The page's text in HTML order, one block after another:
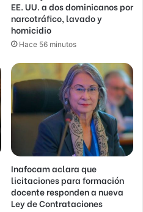
EE. UU. a dos dominicanos por
narcotráfico, lavado y
homicidio
Hace 56 minutos
Inafocam aclara que
licitaciones para formación
docente responden a nueva
Ley de Contrataciones